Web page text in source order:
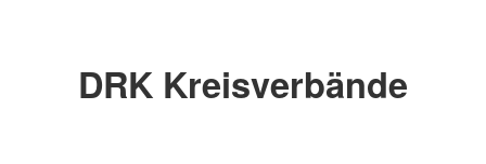
DRK Kreisverbände